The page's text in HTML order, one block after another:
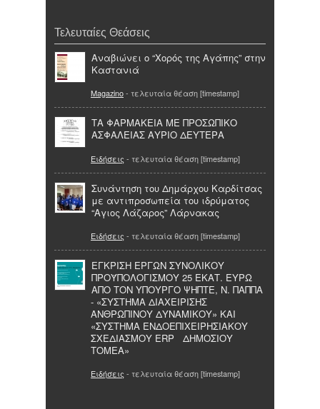
Τελευταίες Θεάσεις
Αναβιώνει ο “Χορός της Αγάπης” στην
Καστανιά
Magazino- τελευταία θέαση [timestamp]
ΤΑ ΦΑΡΜΑΚΕΙΑ ΜΕ ΠΡΟΣΩΠΙΚΟ
ΑΣΦΑΛΕΙΑΣ ΑΥΡΙΟ ΔΕΥΤΕΡΑ
Ειδήσεις - τελευταία θέαση [timestamp]
Συνάντηση του Δημάρχου Καρδίτσας
με αντιπροσωπεία του ιδρύματος
“Αγιος Λάζαρος” Λάρνακας
Ειδήσεις - τελευταία θέαση [timestamp]
ΕΓΚΡΙΣΗ ΕΡΓΩΝ ΣΥΝΟΛΙΚΟΥ
ΠΡΟΫΠΟΛΟΓΙΣΜΟΥ 25 ΕΚΑΤ. ΕΥΡΩ
ΑΠΟ ΤΟΝ ΥΠΟΥΡΓΟ ΨΗΠΤΕ, Ν. ΠΑΠΠΑ
- «ΣΥΣΤΗΜΑ ΔΙΑΧΕΙΡΙΣΗΣ
ΑΝΘΡΩΠΙΝΟΥ ΔΥΝΑΜΙΚΟΥ» ΚΑΙ
«ΣΥΣΤΗΜΑ ΕΝΔΟΕΠΙΧΕΙΡΗΣΙΑΚΟΥ
ΣΧΕΔΙΑΣΜΟΥ ERP ΔΗΜΟΣΙΟΥ
ΤΟΜΕΑ»
Ειδήσεις - τελευταία θέαση [timestamp]